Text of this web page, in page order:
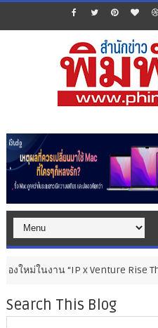
x Venture Rise Thailand 2026”
Search This Blog